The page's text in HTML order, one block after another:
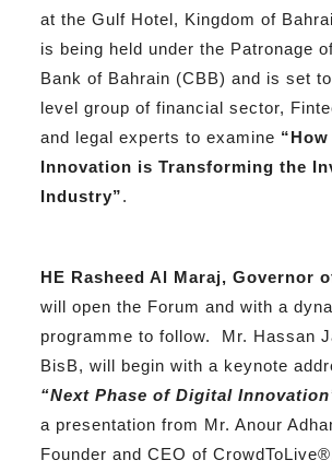
at the Gulf Hotel, Kingdom of
is being held under the Patronage
Bank of Bahrain (CBB) and is set
level group of financial sector,
and legal experts to examine
Innovation is Transforming the
Industry”.
HE Rasheed Al Maraj, Governor
will open the Forum and with a
programme to follow. Mr. Hassan
BisB, will begin with a keynote
“Next Phase of Digital
a presentation from Mr. Anour
Founder and CEO of